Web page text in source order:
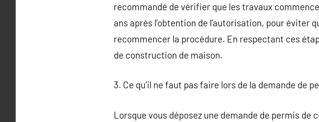
recommandé de vérifier que les travaux
ans après l’obtention de l’autorisation, pour éviter
recommencer la procédure. En respectant ces
de construction de maison.
3. Ce qu’il ne faut pas faire lors de la demande de
Lorsque vous déposez une demande de permis